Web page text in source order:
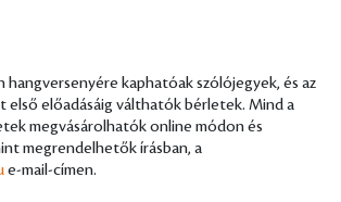
hangversenyére kaphatóak szólójegyek, és az
előadásáig válthatók bérletek. Mind a
megvásárolhatók online módon és
megrendelhetők írásban, a
e-mail-címen.